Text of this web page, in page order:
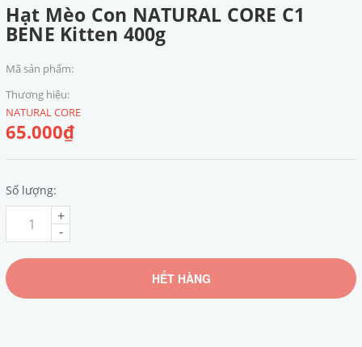
Hạt Mèo Con NATURAL CORE C1
BENE Kitten 400g
Mã sản phẩm:
Thương hiệu:
NATURAL CORE
65.000₫
Số lượng:
-
+
HẾT HÀNG